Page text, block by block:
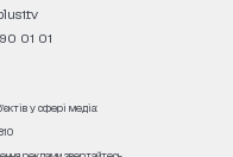
01 01
у сфері медіа: